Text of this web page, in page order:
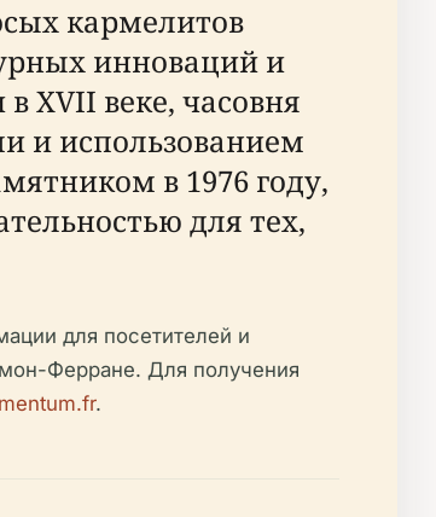
кармелитов
инноваций и
XVII веке, часовня
и использованием
в 1976 году,
для тех,
для посетителей и
Ферране. Для получения
.